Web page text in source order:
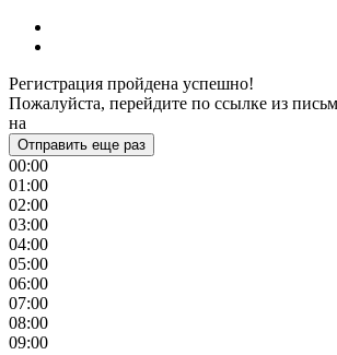
Регистрация пройдена успешно!
Пожалуйста, перейдите по ссылке из
на
Отправить еще раз
00:00
01:00
02:00
03:00
04:00
05:00
06:00
07:00
08:00
09:00